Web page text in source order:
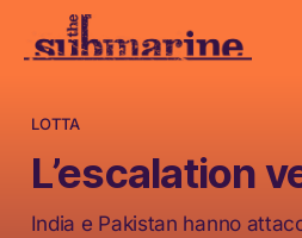
LOTTA
L’escalation
India e Pakistan hanno